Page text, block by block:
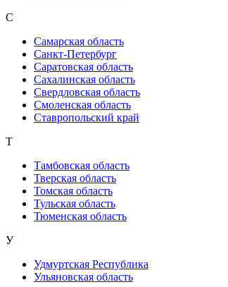
С
Самарская область
Санкт-Петербург
Саратовская область
Сахалинская область
Свердловская область
Смоленская область
Ставропольский край
Т
Тамбовская область
Тверская область
Томская область
Тульская область
Тюменская область
У
Удмуртская Республика
Ульяновская область